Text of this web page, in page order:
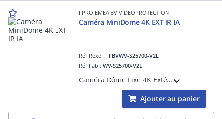
I PRO EMEA BV VIDEOPROTECTION
Caméra MiniDome 4K EXT IR IA
Réf Rexel : PBVWV-S25700-V2L
Réf Fab :WV-S25700-V2L
Caméra Dôme Fixe 4K Extérieur Antivandale IK10, H265 H264, 0,04 lux Couleur, Led IR 50m, Objectif varifocale motorisé 4.3-8.6mm, avec plateforme ouverte d'intelligence artificielle
Ajouter au panier